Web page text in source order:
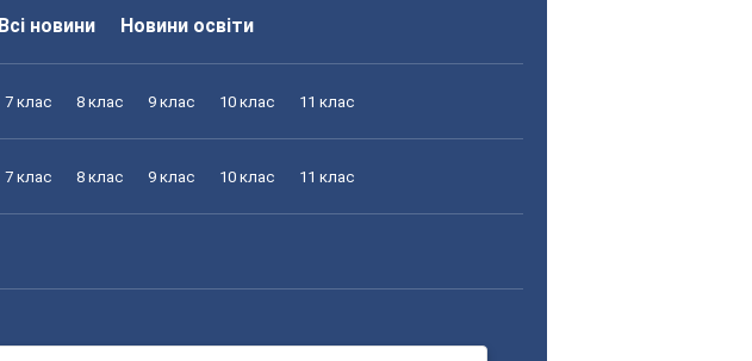
Всі новини Новини освіти
7 клас 8 клас 9 клас 10 клас 11 клас
7 клас 8 клас 9 клас 10 клас 11 клас